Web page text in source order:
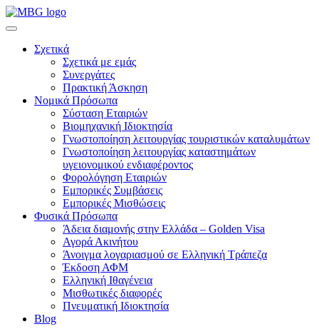
Σχετικά
Σχετικά με εμάς
Συνεργάτες
Πρακτική Άσκηση
Νομικά Πρόσωπα
Σύσταση Εταιριών
Βιομηχανική Ιδιοκτησία
Γνωστοποίηση λειτουργίας τουριστικών καταλυμάτων
Γνωστοποίηση λειτουργίας καταστημάτων
υγειονομικού ενδιαφέροντος
Φορολόγηση Εταιριών
Εμπορικές Συμβάσεις
Εμπορικές Μισθώσεις
Φυσικά Πρόσωπα
Άδεια διαμονής στην Ελλάδα – Golden Visa
Αγορά Ακινήτου
Άνοιγμα λογαριασμού σε Ελληνική Τράπεζα
Έκδοση ΑΦΜ
Ελληνική Ιθαγένεια
Μισθωτικές διαφορές
Πνευματική Ιδιοκτησία
Blog